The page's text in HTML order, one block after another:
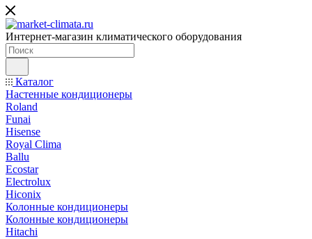
Интернет-магазин климатического оборудования
Каталог
Настенные кондиционеры
Roland
Funai
Hisense
Royal Clima
Ballu
Ecostar
Electrolux
Hiconix
Колонные кондиционеры
Колонные кондиционеры
Hitachi